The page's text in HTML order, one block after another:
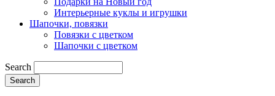
Интерьерные куклы и игрушки
Шапочки, повязки
Повязки с цветком
Шапочки с цветком
Search